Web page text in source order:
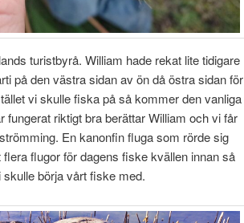
turistbyrå. William hade rekat lite tidigare
på den västra sidan av ön då östra sidan för
vi skulle fiska på så kommer den vanliga
fungerat riktigt bra berättar William och vi får
En kanonfin fluga som rörde sig
flugor för dagens fiske kvällen innan så
börja vårt fiske med.